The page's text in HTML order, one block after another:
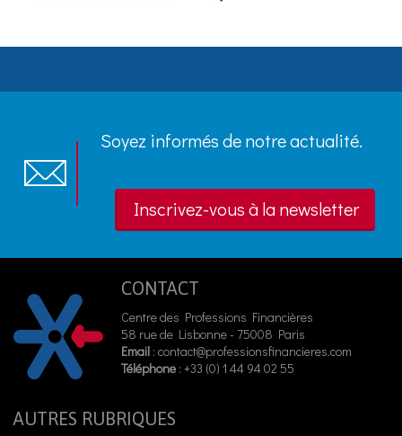
Soyez informés de notre actualité.
Inscrivez-vous à la newsletter
CONTACT
Centre des Professions Financières
58 rue de Lisbonne - 75008 Paris
Email : contact@professionsfinancieres.com
Téléphone : +33 (0) 1 44 94 02 55
AUTRES RUBRIQUES